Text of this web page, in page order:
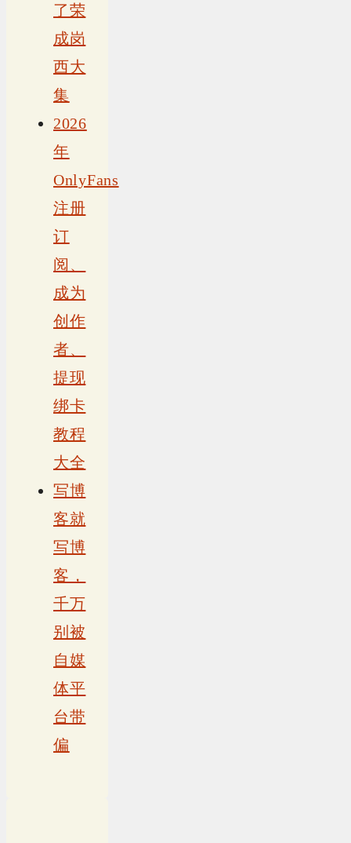
了荣
成岗
西大
集
2026
年
OnlyFans
注册
订
阅、
成为
创作
者、
提现
绑卡
教程
大全
写博
客就
写博
客，
千万
别被
自媒
体平
台带
偏